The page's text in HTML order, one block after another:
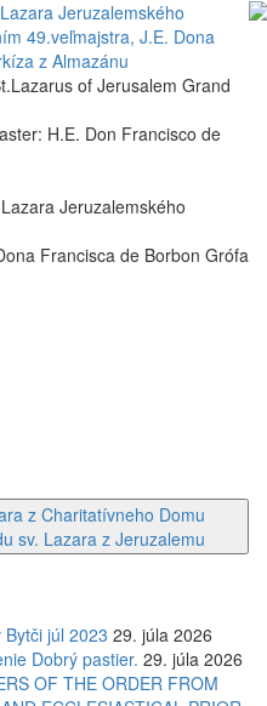
of Jerusalem Grand
H.E. Don Francisco de
Jeruzalemského
Francisca de Borbon Grófa
z Charitatívneho Domu
sv. Lazara z Jeruzalemu
júl 2023 29. júla 2026
Dobrý pastier. 29. júla 2026
OF THE ORDER FROM